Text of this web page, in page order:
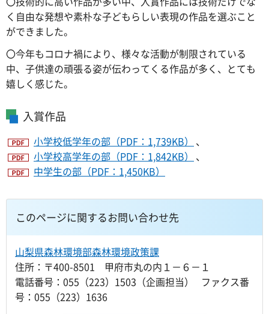
く自由な発想や素朴な子どもらしい表現の作品を選ぶこと
ができました。
〇今年もコロナ禍により、様々な活動が制限されている
中、子供達の頑張る姿が伝わってくる作品が多く、とても
嬉しく感じた。
入賞作品
小学校低学年の部（PDF：1,739KB）
、
小学校高学年の部（PDF：1,842KB）
、
中学生の部（PDF：1,450KB）
このページに関するお問い合わせ先
山梨県森林環境部森林環境政策課
住所：〒400-8501 甲府市丸の内１－６－１
電話番号：055（223）1503（企画担当） ファクス番
号：055（223）1636